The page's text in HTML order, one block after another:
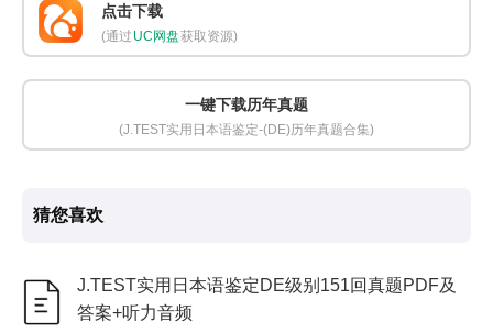
点击下载
(通过 UC网盘获取资源)
一键下载历年真题
(J.TEST实用日本语鉴定-(DE)历年真题合集)
猜您喜欢
J.TEST实用日本语鉴定DE级别151回真题PDF及
答案+听力音频